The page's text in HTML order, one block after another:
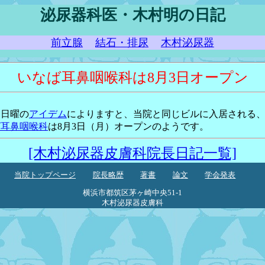
泌尿器科医・木村明の日記
前立腺 結石・排尿 木村泌尿器
いなば耳鼻咽喉科は8月3日オープン
曜のアイデムによりますと、当院と同じビルに入居される、
鼻咽喉科は8月3日（月）オープンのようです。
[木村泌尿器皮膚科院長日記一覧]
当院トップページ 院長略歴 著書 論文 学会発表
横浜市都筑区茅ヶ崎中央51-1
木村泌尿器皮膚科